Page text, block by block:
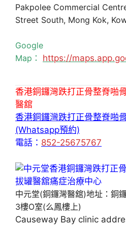
Pakpolee Commercial
Street South, Mong Kok,
Google
Map： https://
香港銅鑼灣跌打正骨整脊啪
醫舘
香港銅鑼灣跌打正骨整脊啪
(Whatsapp預約)
電話： 852-25675767
中元堂(銅鑼灣醫舘)地址：銅
3樓O室(么鳳樓上)
Causeway Bay clinic